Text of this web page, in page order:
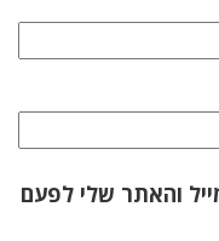
והאתר שלי לפעם